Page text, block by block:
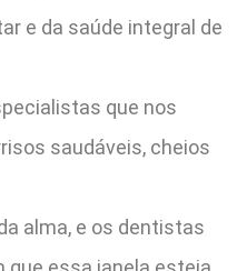
e da saúde integral de
que nos
saudáveis, cheios
alma, e os dentistas